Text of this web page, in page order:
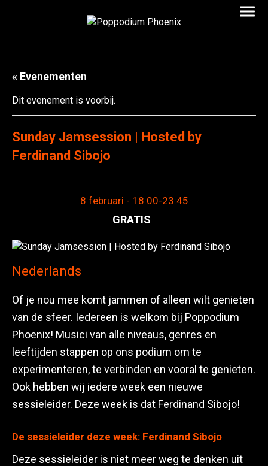
« Evenementen
Dit evenement is voorbij.
Sunday Jamsession | Hosted by
Ferdinand Sibojo
8 februari - 18:00-23:45
GRATIS
Nederlands
Of je nou mee komt jammen of alleen wilt genieten
van de sfeer. Iedereen is welkom bij Poppodium
Phoenix! Musici van alle niveaus, genres en
leeftijden stappen op ons podium om te
experimenteren, te verbinden en vooral te genieten.
Ook hebben wij iedere week een nieuwe
sessieleider. Deze week is dat Ferdinand Sibojo!
De sessieleider deze week: Ferdinand Sibojo
Deze sessieleider is niet meer weg te denken uit